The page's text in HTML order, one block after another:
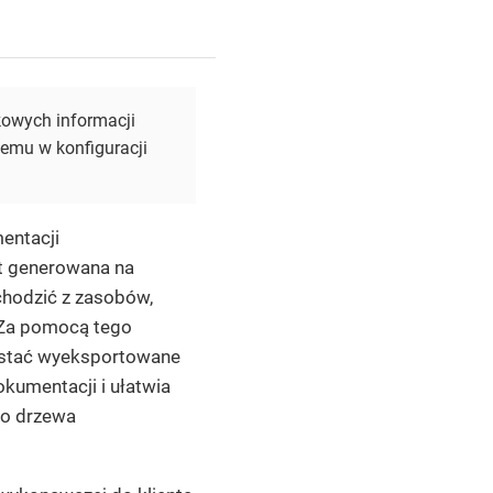
informacji
w konfiguracji
na
z zasobów,
pomocą tego
wyeksportowane
i ułatwia
drzewa